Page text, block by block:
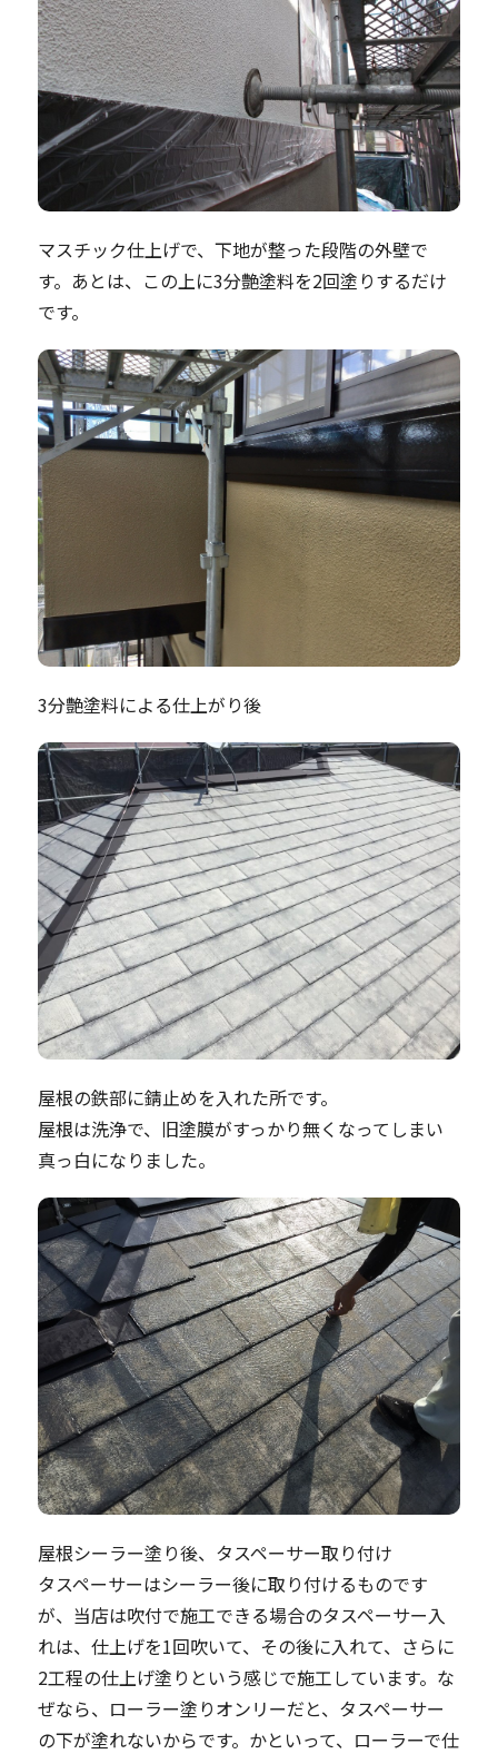
マスチック仕上げで、下地が整った段階の外壁で
す。あとは、この上に3分艶塗料を2回塗りするだけ
です。
3分艶塗料による仕上がり後
屋根の鉄部に錆止めを入れた所です。
屋根は洗浄で、旧塗膜がすっかり無くなってしまい
真っ白になりました。
屋根シーラー塗り後、タスペーサー取り付け
タスペーサーはシーラー後に取り付けるものです
が、当店は吹付で施工できる場合のタスペーサー入
れは、仕上げを1回吹いて、その後に入れて、さらに
2工程の仕上げ塗りという感じで施工しています。な
ぜなら、ローラー塗りオンリーだと、タスペーサー
の下が塗れないからです。かといって、ローラーで仕